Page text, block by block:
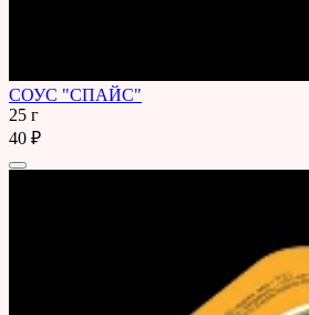
СОУС "СПАЙС"
25 г
40 ₽